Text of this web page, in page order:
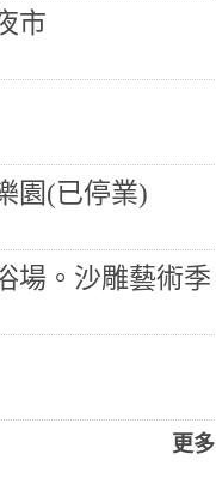
市
園(已停業)
場。沙雕藝術季
更多